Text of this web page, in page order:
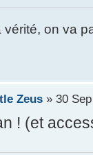
vérité, on va
Zeus» 30 Sep
! (et